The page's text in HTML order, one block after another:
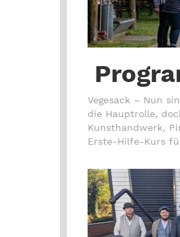
Vegesack – Nun
die Hauptrolle,
Kunsthandwerk,
Erste-Hilfe-Kurs